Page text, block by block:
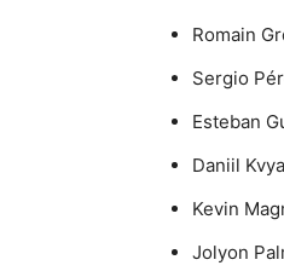
Romain
Sergio
Esteban
Daniil
Kevin
Jolyon